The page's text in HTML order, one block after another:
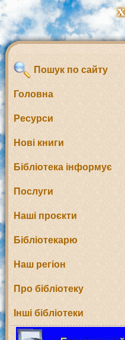
Пошук по сайту
Головна
Ресурси
Нові книги
Бібліотека інформує
Послуги
Наші проєкти
Бібліотекарю
Наш регіон
Про бібліотеку
Інші бібліотеки